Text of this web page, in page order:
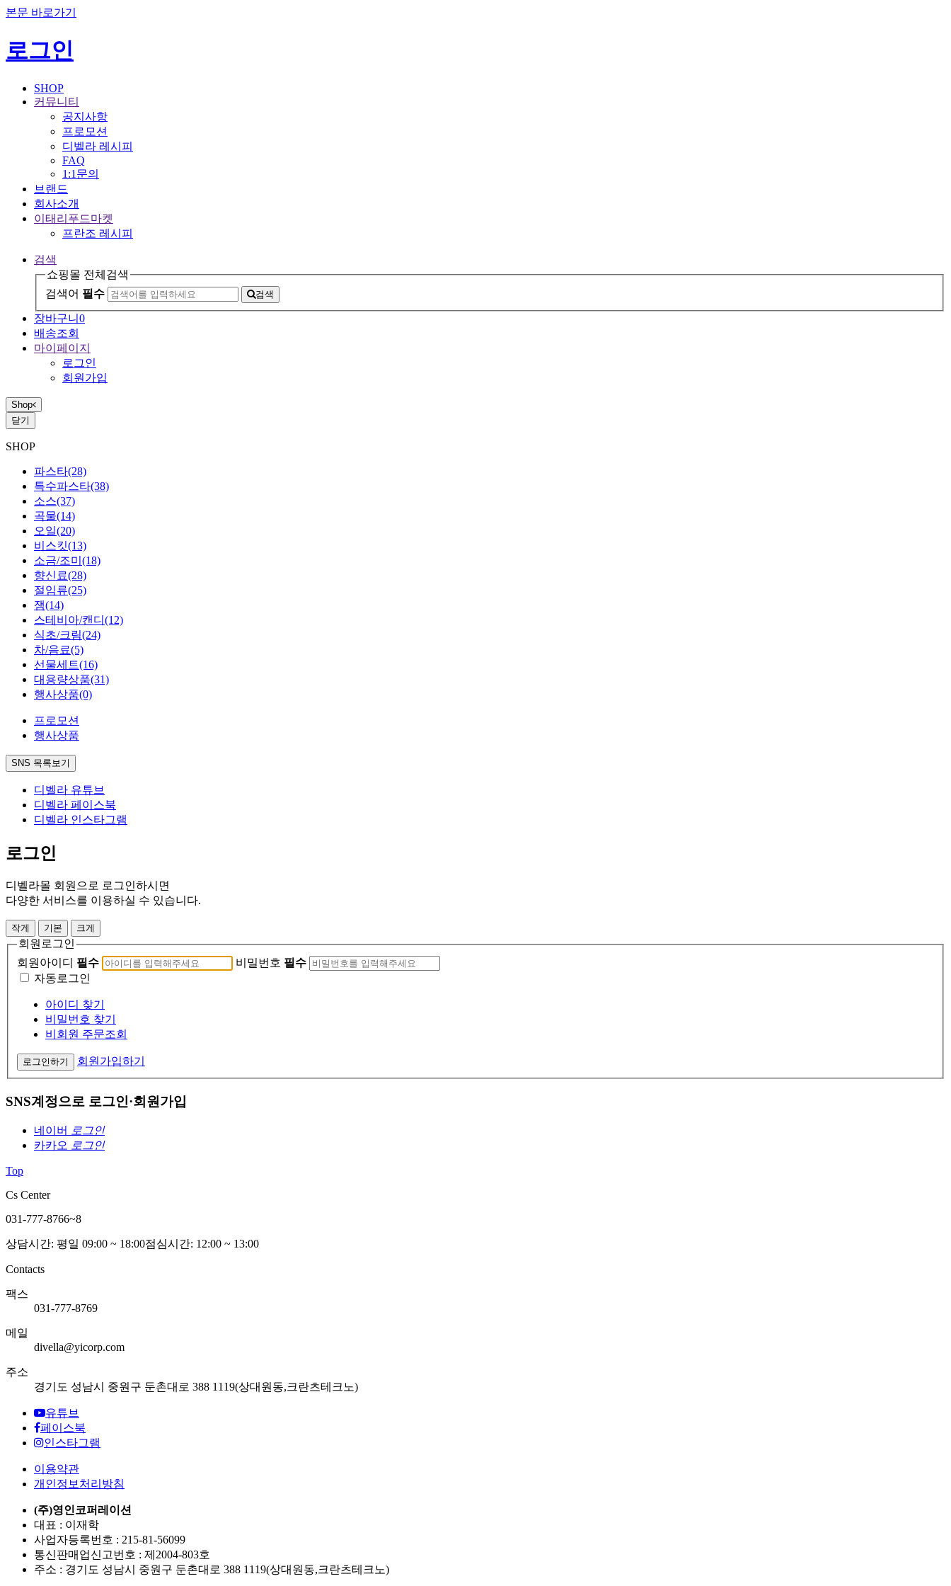
본문 바로가기
로그인
SHOP
커뮤니티
공지사항
프로모션
디벨라 레시피
FAQ
1:1문의
브랜드
회사소개
이태리푸드마켓
프란조 레시피
검색
쇼핑몰 전체검색
검색어 필수 검색
장바구니 0
배송조회
마이페이지
로그인
회원가입
Shop
닫기
SHOP
파스타(28)
특수파스타(38)
소스(37)
곡물(14)
오일(20)
비스킷(13)
소금/조미 (18)
향신료(28)
절임류(25)
잼(14)
스테비아/캔디 (12)
식초/크림(24)
차/음료(5)
선물세트(16)
대용량상품(31)
행사상품(0)
프로모션
행사상품
SNS 목록보기
디벨라 유튜브
디벨라 페이스북
디벨라 인스타그램
로그인
디벨라몰 회원으로 로그인하시면
다양한 서비스를 이용하실 수 있습니다.
작게 기본 크게
회원로그인
회원아이디 필수 비밀번호 필수
자동로그인
아이디 찾기
비밀번호 찾기
비회원 주문조회
로그인하기 회원가입하기
SNS계정으로 로그인·회원가입
네이버
로그인
카카오 로그인
Top
Cs Center
031-777-8766~8
상담시간: 평일 09:00 ~ 18:00점심시간: 12:00 ~ 13:00
Contacts
팩스
031-777-8769
메일
divella@yicorp.com
주소
경기도 성남시 중원구 둔촌대로 388 1119(상대원동,크란츠테크노)
유튜브
페이스북
인스타그램
이용약관
개인정보처리방침
(주)영인코퍼레이션
대표 : 이재학
사업자등록번호 : 215-81-56099
통신판매업신고번호 : 제2004-803호
주소 : 경기도 성남시 중원구 둔촌대로 388 1119(상대원동,크란츠테크노)